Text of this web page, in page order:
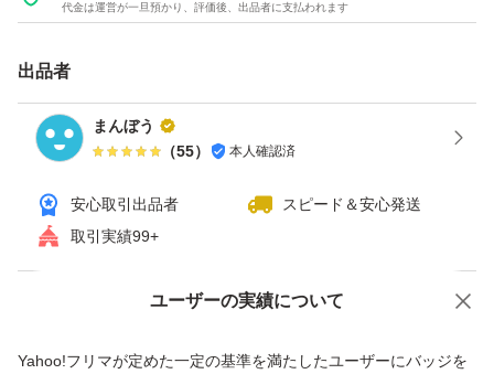
代金は運営が一旦預かり、評価後、出品者に支払われます
出品者
まんぼう
（55） 本人確認済
安心取引出品者
スピード＆安心発送
取引実績99+
ユーザーの実績について
Yahoo!フリマが定めた一定の基準を満たしたユーザーにバッジを
価格の相談 商品への質問